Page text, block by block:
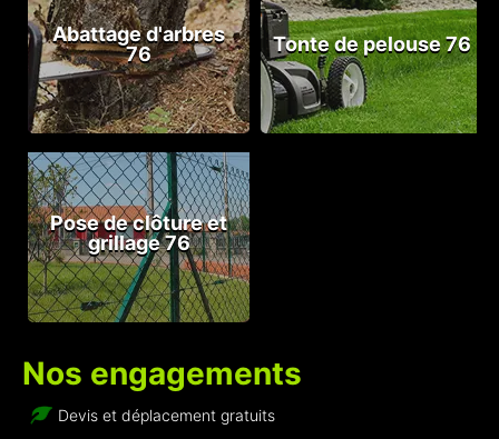
Abattage d'arbres
76
Tonte de pelouse 76
Pose de clôture et
grillage 76
Nos engagements
Devis et déplacement gratuits